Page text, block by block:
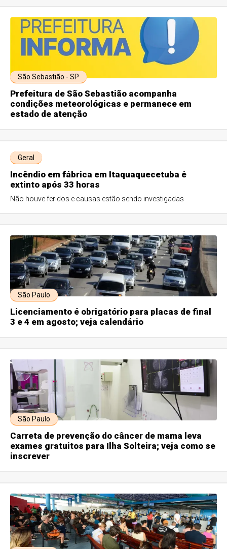
São Sebastião - SP
Prefeitura de São Sebastião acompanha
condições meteorológicas e permanece em
estado de atenção
Geral
Incêndio em fábrica em Itaquaquecetuba é
extinto após 33 horas
Não houve feridos e causas estão sendo investigadas
São Paulo
Licenciamento é obrigatório para placas de final
3 e 4 em agosto; veja calendário
São Paulo
Carreta de prevenção do câncer de mama leva
exames gratuitos para Ilha Solteira; veja como se
inscrever